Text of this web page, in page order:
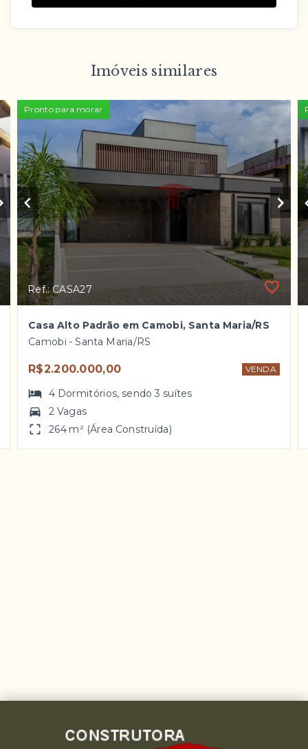
Imóveis similares
Pronto para morar
Ref.: CASA27
Casa Alto Padrão em Camobi, Santa Maria/RS
Camobi - Santa Maria/RS
R$2.200.000,00 VENDA
4 Dormitórios, sendo3 suítes
2 Vagas
264 m² (Área Construída)